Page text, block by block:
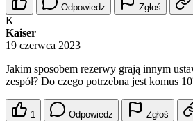
Odpowiedz Zgłoś
K
Kaiser
19 czerwca 2023
Jakim sposobem rezerwy grają innym
zespół? Do czego potrzebna jest komus
1 Odpowiedz Zgłoś